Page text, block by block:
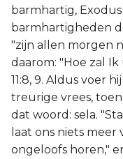
barmhartig,
barmhartigheden
"zijn allen morgen
daarom: "Hoe zal Ik
11:8, 9. Aldus voer
treurige vrees,
dat woord: sela.
laat ons niets
ongeloofs horen,"